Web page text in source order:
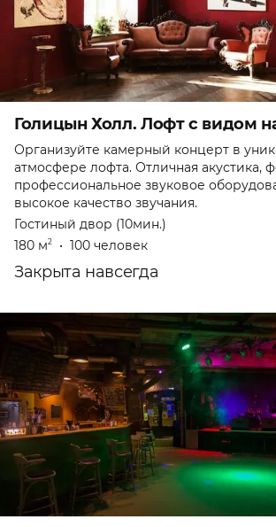
Голицын Холл. Лофт с видом
Организуйте камерный концерт в
атмосфере лофта. Отличная акустика,
профессиональное звуковое
высокое качество звучания.
Гостиный двор (10мин.)
180 м2 • 100 человек
Закрыта навсегда